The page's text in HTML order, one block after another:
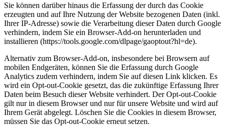
Sie können darüber hinaus die Erfassung der durch das Cookie
erzeugten und auf Ihre Nutzung der Website bezogenen Daten (inkl.
Ihrer IP-Adresse) sowie die Verarbeitung dieser Daten durch Google
verhindern, indem Sie ein Browser-Add-on herunterladen und
installieren (https://tools.google.com/dlpage/gaoptout?hl=de).
Alternativ zum Browser-Add-on, insbesondere bei Browsern auf
mobilen Endgeräten, können Sie die Erfassung durch Google
Analytics zudem verhindern, indem Sie auf diesen Link klicken. Es
wird ein Opt-out-Cookie gesetzt, das die zukünftige Erfassung Ihrer
Daten beim Besuch dieser Website verhindert. Der Opt-out-Cookie
gilt nur in diesem Browser und nur für unsere Website und wird auf
Ihrem Gerät abgelegt. Löschen Sie die Cookies in diesem Browser,
müssen Sie das Opt-out-Cookie erneut setzen.